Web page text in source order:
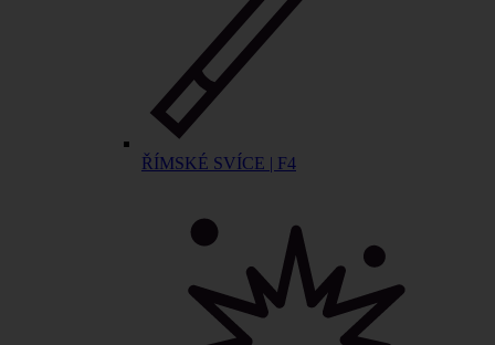
ŘÍMSKÉ SVÍCE | F4